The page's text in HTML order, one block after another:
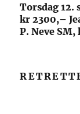
Torsdag 12.
kr 2300,–
P. Neve